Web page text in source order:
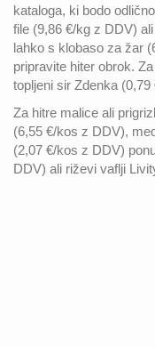
kataloga, ki bodo
file (9,86 €/kg z DDV)
lahko s klobaso za žar
pripravite hiter obrok.
topljeni sir Zdenka
Za hitre malice ali
(6,55 €/kos z DDV),
(2,07 €/kos z DDV)
DDV) ali riževi vaflji